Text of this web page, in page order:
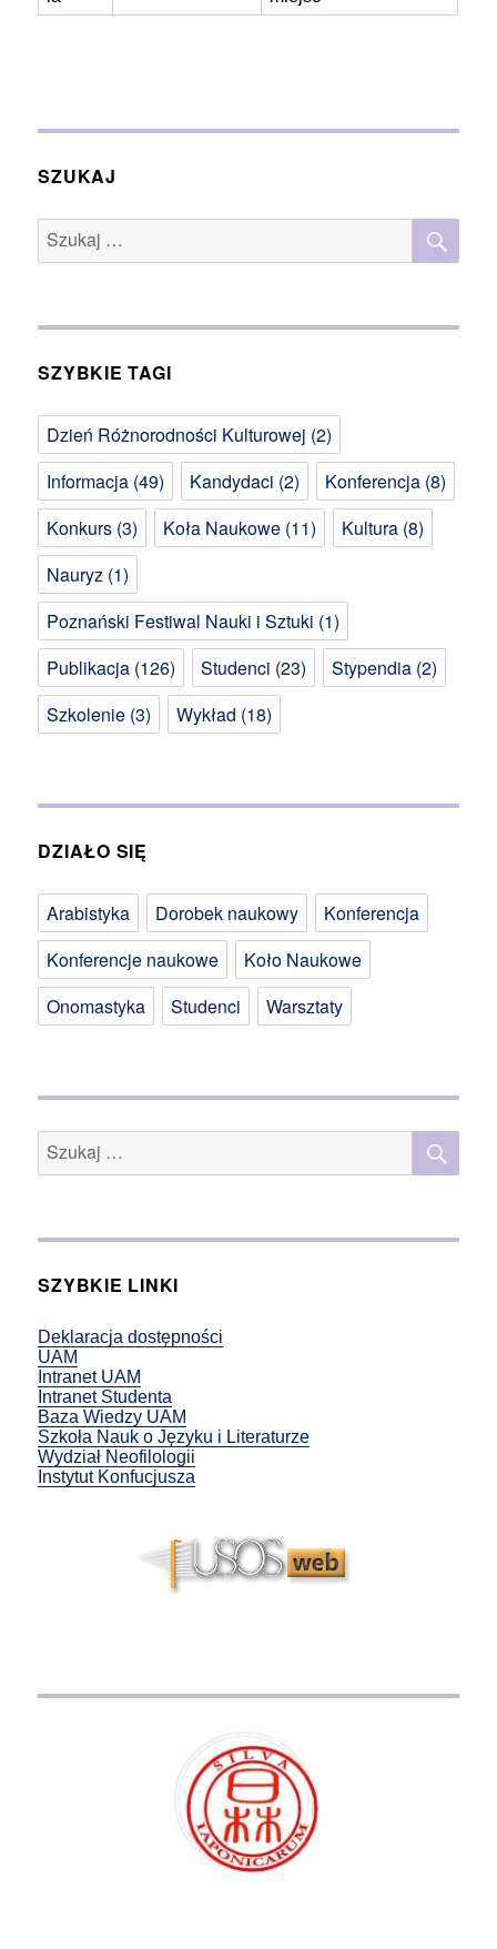
SZUKAJ
SZYBKIE TAGI
Dzień Różnorodności Kulturowej (2)
Informacja (49) Kandydaci (2) Konferencja (8)
Konkurs (3) Koła Naukowe (11) Kultura (8)
Nauryz (1)
Poznański Festiwal Nauki i Sztuki (1)
Publikacja (126) Studenci (23) Stypendia (2)
Szkolenie (3) Wykład (18)
DZIAŁO SIĘ
Arabistyka Dorobek naukowy
Konferencja
Konferencje naukowe
Koło Naukowe
Onomastyka
Studenci Warsztaty
SZYBKIE LINKI
Deklaracja dostępności
UAM
Intranet UAM
Intranet Studenta
Baza Wiedzy UAM
Szkoła Nauk o Języku i Literaturze
Wydział Neofilologii
Instytut Konfucjusza